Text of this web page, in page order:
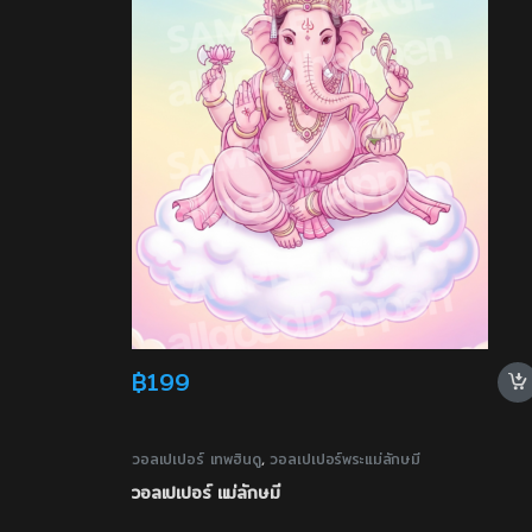
฿199
วอลเปเปอร์ เทพฮินดู, วอลเปเปอร์พระแม่ลักษมี
วอลเปเปอร์ แม่ลักษมี